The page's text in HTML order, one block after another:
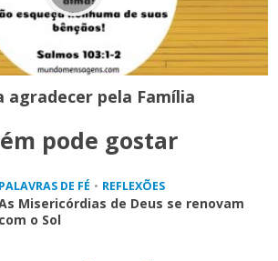
agradecer pela Família
pode gostar
PALAVRAS DE FÉ • REFLEXÕES
Misericórdias de Deus se renovam
com o Sol